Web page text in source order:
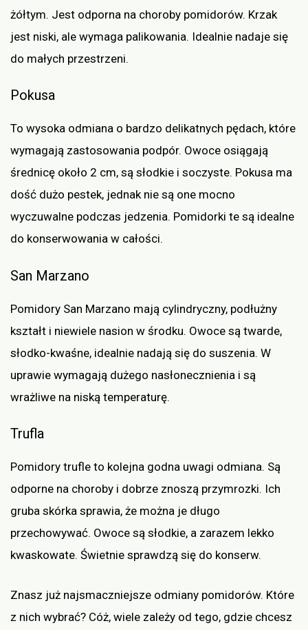
żółtym. Jest odporna na choroby pomidorów. Krzak
jest niski, ale wymaga palikowania. Idealnie nadaje się
do małych przestrzeni.
Pokusa
To wysoka odmiana o bardzo delikatnych pędach, które
wymagają zastosowania podpór. Owoce osiągają
średnicę około 2 cm, są słodkie i soczyste. Pokusa ma
dość dużo pestek, jednak nie są one mocno
wyczuwalne podczas jedzenia. Pomidorki te są idealne
do konserwowania w całości.
San Marzano
Pomidory San Marzano mają cylindryczny, podłużny
kształt i niewiele nasion w środku. Owoce są twarde,
słodko-kwaśne, idealnie nadają się do suszenia. W
uprawie wymagają dużego nasłonecznienia i są
wrażliwe na niską temperaturę.
Trufla
Pomidory trufle to kolejna godna uwagi odmiana. Są
odporne na choroby i dobrze znoszą przymrozki. Ich
gruba skórka sprawia, że można je długo
przechowywać. Owoce są słodkie, a zarazem lekko
kwaskowate. Świetnie sprawdzą się do konserw.
Znasz już najsmaczniejsze odmiany pomidorów. Które
z nich wybrać? Cóż, wiele zależy od tego, gdzie chcesz